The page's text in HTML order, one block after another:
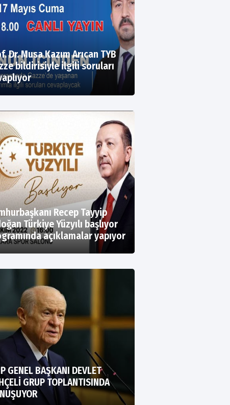
Dr. Musa Kazım Arıcan TYB
bildirisiyle ilgili soruları
Recep Tayyip
Türkiye Yüzyılı başlıyor
açıklamalar yapıyor
GENEL BAŞKANI DEVLET
GRUP TOPLANTISINDA